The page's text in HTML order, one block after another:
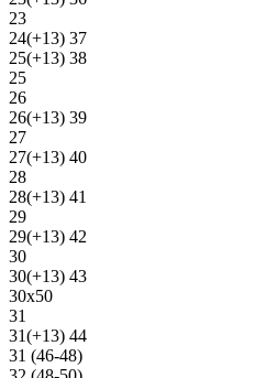
23
24(+13) 37
25(+13) 38
25
26
26(+13) 39
27
27(+13) 40
28
28(+13) 41
29
29(+13) 42
30
30(+13) 43
30х50
31
31(+13) 44
31 (46-48)